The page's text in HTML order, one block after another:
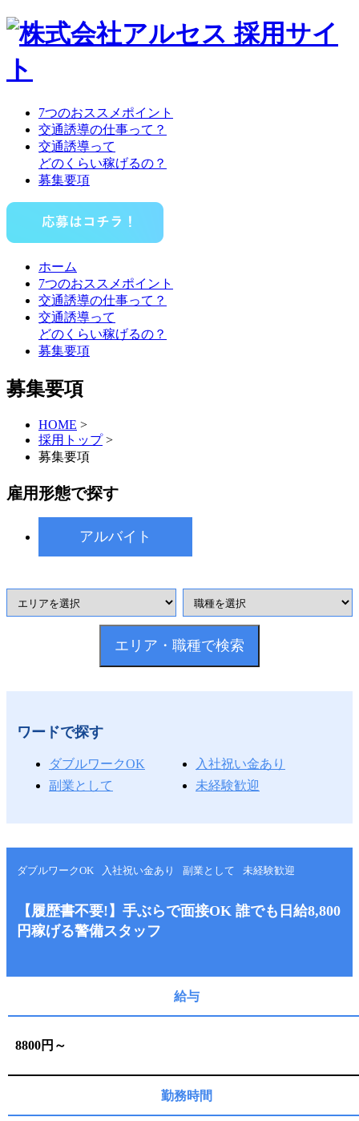
7つのおススメポイント
交通誘導の仕事って？
交通誘導って
どのくらい稼げるの？
募集要項
ホーム
7つのおススメポイント
交通誘導の仕事って？
交通誘導って
どのくらい稼げるの？
募集要項
募集要項
HOME >
採用トップ>
募集要項
雇用形態で探す
アルバイト
ワードで探す
ダブルワークOK
入社祝い金あり
副業として
未経験歓迎
ダブルワークOK 入社祝い金あり 副業として 未経験歓迎
【履歴書不要!】手ぶらで面接OK 誰でも日給8,800
円稼げる警備スタッフ
給与
8800円～
勤務時間